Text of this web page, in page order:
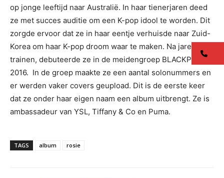
op jonge leeftijd naar Australië. In haar tienerjaren deed
ze met succes auditie om een K-pop idool te worden. Dit
zorgde ervoor dat ze in haar eentje verhuisde naar Zuid-
Korea om haar K-pop droom waar te maken. Na jaren
trainen, debuteerde ze in de meidengroep BLACKPINK in
2016. In de groep maakte ze een aantal solonummers en
er werden vaker covers geupload. Dit is de eerste keer
dat ze onder haar eigen naam een album uitbrengt. Ze is
ambassadeur van YSL, Tiffany & Co en Puma.
TAGS album rosie